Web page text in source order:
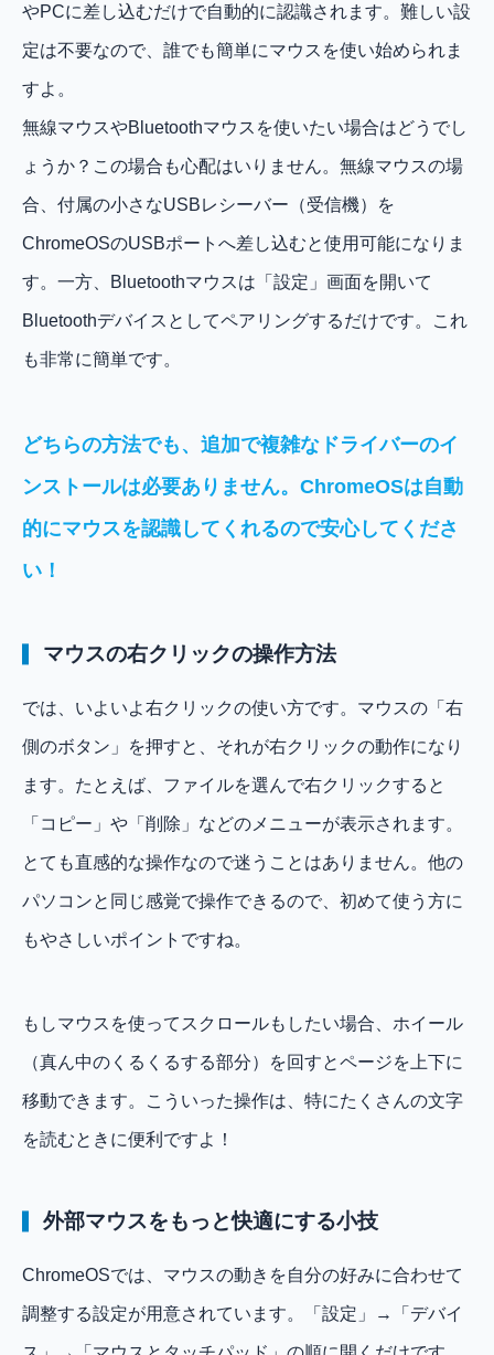
やPCに差し込むだけで自動的に認識されます。難しい設
定は不要なので、誰でも簡単にマウスを使い始められま
すよ。
無線マウスやBluetoothマウスを使いたい場合はどうでし
ょうか？この場合も心配はいりません。無線マウスの場
合、付属の小さなUSBレシーバー（受信機）を
ChromeOSのUSBポートへ差し込むと使用可能になりま
す。一方、Bluetoothマウスは「設定」画面を開いて
Bluetoothデバイスとしてペアリングするだけです。これ
も非常に簡単です。
どちらの方法でも、追加で複雑なドライバーのイ
ンストールは必要ありません。ChromeOSは自動
的にマウスを認識してくれるので安心してくださ
い！
マウスの右クリックの操作方法
では、いよいよ右クリックの使い方です。マウスの「右
側のボタン」を押すと、それが右クリックの動作になり
ます。たとえば、ファイルを選んで右クリックすると
「コピー」や「削除」などのメニューが表示されます。
とても直感的な操作なので迷うことはありません。他の
パソコンと同じ感覚で操作できるので、初めて使う方に
もやさしいポイントですね。
もしマウスを使ってスクロールもしたい場合、ホイール
（真ん中のくるくるする部分）を回すとページを上下に
移動できます。こういった操作は、特にたくさんの文字
を読むときに便利ですよ！
外部マウスをもっと快適にする小技
ChromeOSでは、マウスの動きを自分の好みに合わせて
調整する設定が用意されています。「設定」→「デバイ